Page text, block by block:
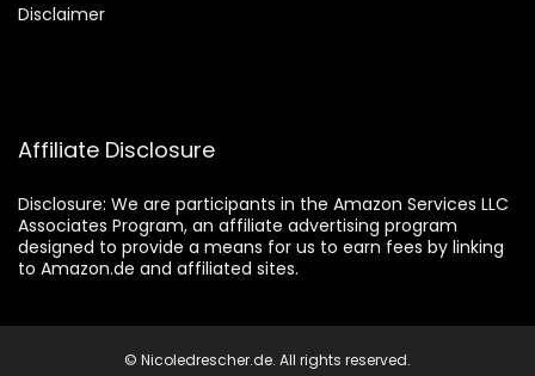
Disclaimer
Affiliate Disclosure
Disclosure: We are participants in the Amazon Services LLC
Associates Program, an affiliate advertising program
designed to provide a means for us to earn fees by linking
to Amazon.de and affiliated sites.
© Nicoledrescher.de. All rights reserved.